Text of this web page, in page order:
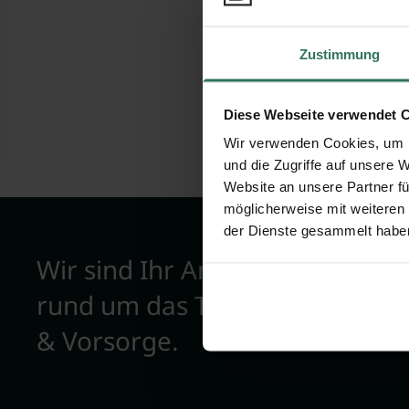
Zustimmung
Diese Webseite verwendet
Wir verwenden Cookies,
und die Zugriffe auf unsere
Website an unsere Partner
möglicherweise mit
der Dienste gesammelt
Wir sind Ihr Ansprechpartner
rund um das Thema Bestattung
& Vorsorge.